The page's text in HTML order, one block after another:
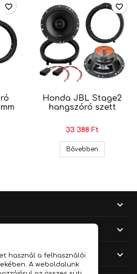
hangszóró beépít? keret, 165mm
favorite_border
Honda JBL Stage2
hangszóró szett
33 388 Ft
Bővebben
favorite_border



használ a felhasználói
A weboldalunk